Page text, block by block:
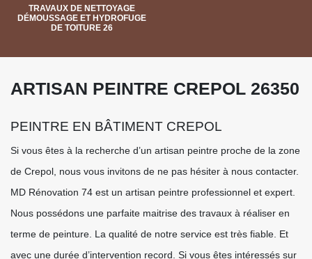
TRAVAUX DE NETTOYAGE
DÉMOUSSAGE ET HYDROFUGE
DE TOITURE 26
ARTISAN PEINTRE CREPOL 26350
PEINTRE EN BÂTIMENT CREPOL
Si vous êtes à la recherche d’un artisan peintre proche de la zone
de Crepol, nous vous invitons de ne pas hésiter à nous contacter.
MD Rénovation 74 est un artisan peintre professionnel et expert.
Nous possédons une parfaite maitrise des travaux à réaliser en
terme de peinture. La qualité de notre service est très fiable. Et
avec une durée d’intervention record. Si vous êtes intéressés sur